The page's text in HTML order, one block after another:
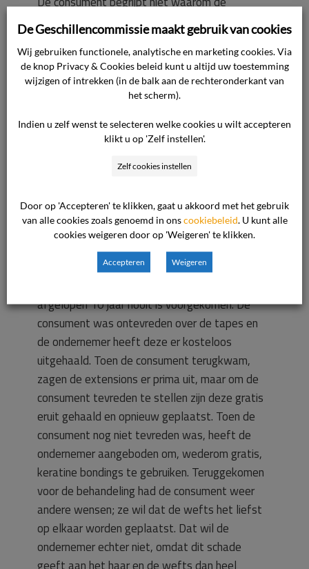
ondernemer niet gewoon met tape, zoals zij
gewoon was gewend bij haar vorige kapper, de
extensions wilde inzetten.
Standpunt van de ondernemer
de commissie naar de overgelegde stukken. In
De ondernemer meldt dat de consument nooit
van tevoren heeft gezegd dat zij allergisch is
voor metaal. Het is zeer onwaarschijnlijk dat
deze ringetjes een allergie veroorzaken, omdat
afgelopen 10 jaar nooit is voorgekomen. De
consument was ontevreden over de tapes en
de ondernemer heeft deze er kosteloos
uitgehaald. Toen de consument terugkwam,
zagen de extensions er prima uit, maar om de
consument tevreden te stellen zijn deze gratis
eruit gehaald en opnieuw geplaatst. Toen de
consument nog niet tevreden was, heeft de
ondernemer aangeboden om, wederom gratis,
keratine bondings te gebruiken. Teruggekomen
voor de behandeling had de consument weer
andere wensen; ze wil dat de wefts het liefst
op elkaar worden geplaatst. Dat wil de
ondernemer echter niet, omdat dit schade
geeft aan het haar en de wefts dan heel
De Geschillencommissie maakt gebruik van cookies
Wij gebruiken functionele, analytische en marketing cookies. Via
de knop Privacy & Cookies beleid kunt u altijd uw toestemming
wijzigen of intrekken (in de balk aan de rechteronderkant van
het scherm).
Indien u zelf wenst te selecteren welke cookies u wilt accepteren
klikt u op 'Zelf instellen'.
Zelf cookies instellen
Door op 'Accepteren' te klikken, gaat u akkoord met het gebruik
van alle cookies zoals genoemd in onscookiebeleid . U kunt alle
cookies weigeren door op 'Weigeren' te klikken.
Accepteren Weigeren